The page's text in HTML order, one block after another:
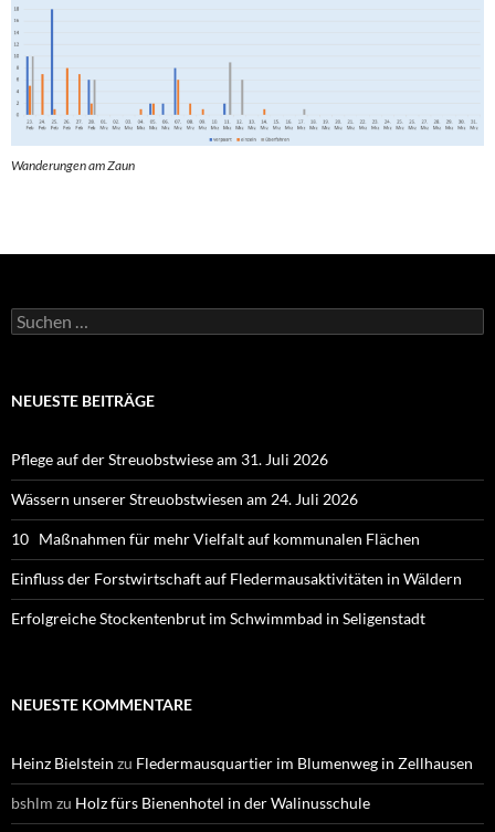
Wanderungen am Zaun
Suchen
nach:
NEUESTE BEITRÄGE
Pflege auf der Streuobstwiese am 31. Juli 2026
Wässern unserer Streuobstwiesen am 24. Juli 2026
10 Maßnahmen für mehr Vielfalt auf kommunalen Flächen
Einfluss der Forstwirtschaft auf Fledermausaktivitäten in Wäldern
Erfolgreiche Stockentenbrut im Schwimmbad in Seligenstadt
NEUESTE KOMMENTARE
Heinz Bielstein zu Fledermausquartier im Blumenweg in Zellhausen
bshlm zu Holz fürs Bienenhotel in der Walinusschule